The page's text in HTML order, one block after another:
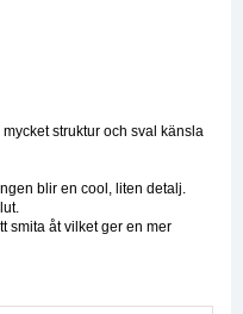
struktur och sval känsla
blir en cool, liten detalj.
smita åt vilket ger en mer